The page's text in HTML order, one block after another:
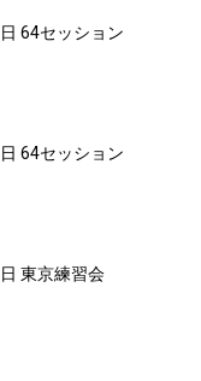
64セッション
64セッション
東京練習会